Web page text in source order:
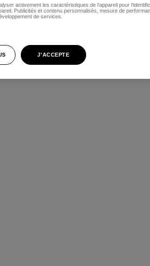
activement les caractéristiques de l’appareil pour
Publicités et contenu personnalisés, mesure de
de services.
J'ACCEPTE